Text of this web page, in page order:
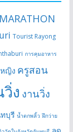
Tourist Rayong
การคุมอาหาร
ญิง ครูสอน
ง งานวิ่ง
บุรี น้ำตกพลิ้ว ฝึกว่าย